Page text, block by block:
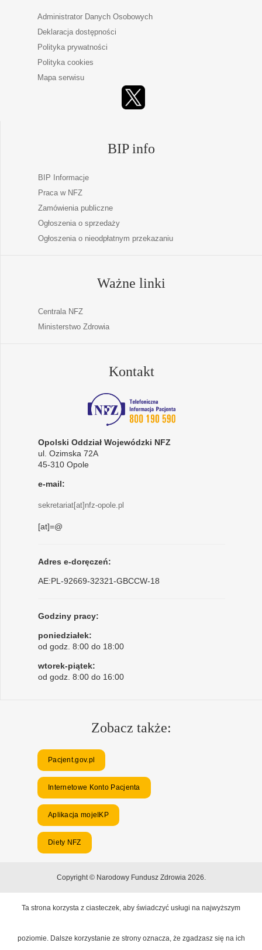
Administrator Danych Osobowych
Deklaracja dostępności
Polityka prywatności
Polityka cookies
Mapa serwisu
BIP info
BIP Informacje
Praca w NFZ
Zamówienia publiczne
Ogłoszenia o sprzedaży
Ogłoszenia o nieodpłatnym przekazaniu
Ważne linki
Centrala NFZ
Ministerstwo Zdrowia
Kontakt
Opolski Oddział Wojewódzki NFZ
ul. Ozimska 72A
45-310 Opole
e-mail:
sekretariat[at]nfz-opole.pl
[at]=@
Adres e-doręczeń:
AE:PL-92669-32321-GBCCW-18
Godziny pracy:
poniedziałek:
od godz. 8:00 do 18:00
wtorek-piątek:
od godz. 8:00 do 16:00
Zobacz także:
Pacjent.gov.pl
Internetowe Konto Pacjenta
Aplikacja mojeIKP
Diety NFZ
Copyright © Narodowy Fundusz Zdrowia 2026.
Ta strona korzysta z ciasteczek, aby świadczyć usługi na najwyższym
poziomie. Dalsze korzystanie ze strony oznacza, że zgadzasz się na ich